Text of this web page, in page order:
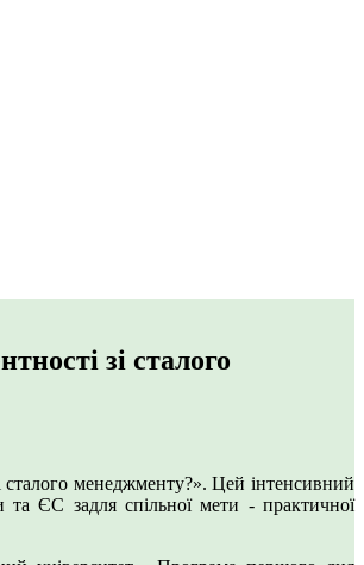
зі сталого
сталого менеджменту?». Цей інтенсивний
та ЄС задля спільної мети - практичної